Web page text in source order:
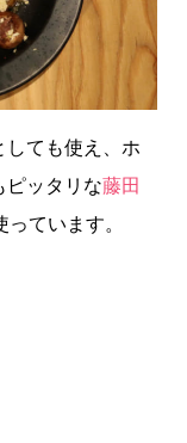
しても使え、ホ
ピッタリな藤田
っています。